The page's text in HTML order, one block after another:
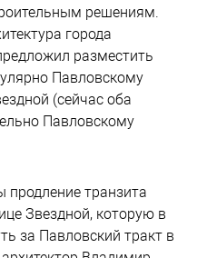
решениям.
города
разместить
Павловскому
(сейчас оба
Павловскому
продление транзита
Звездной, которую в
за Павловский тракт в